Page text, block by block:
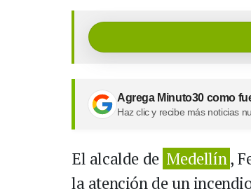
Agrega Minuto30 como
Haz clic y recibe más noticias
El alcalde de Medellín,
la atención de un